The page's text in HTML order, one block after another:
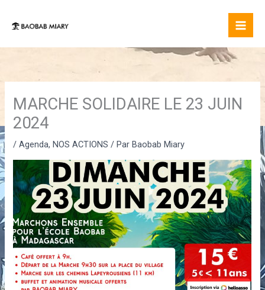
MARCHE SOLIDAIRE LE 23 JUIN
2024
/Agenda,NOS ACTIONS / ParBaobab Miary